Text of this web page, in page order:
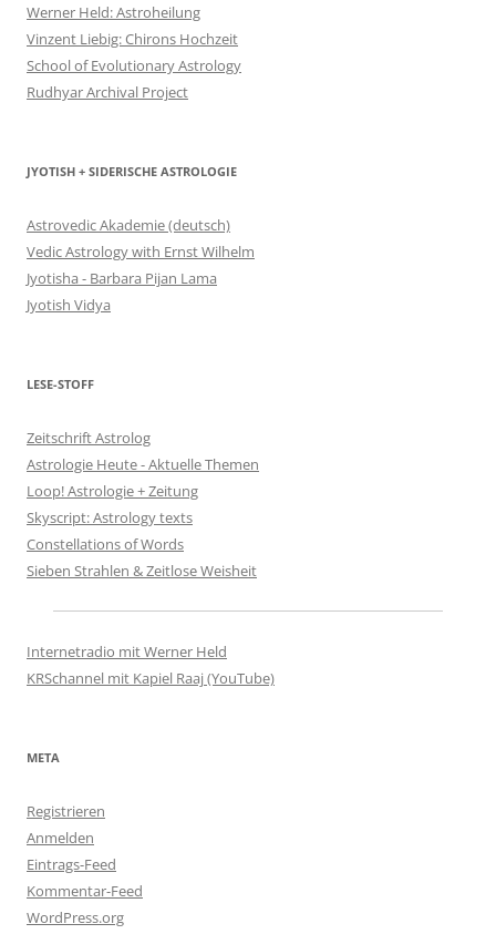
Werner Held: Astroheilung
Vinzent Liebig: Chirons Hochzeit
School of Evolutionary Astrology
Rudhyar Archival Project
JYOTISH + SIDERISCHE ASTROLOGIE
Astrovedic Akademie (deutsch)
Vedic Astrology with Ernst Wilhelm
Jyotisha - Barbara Pijan Lama
Jyotish Vidya
LESE-STOFF
Zeitschrift Astrolog
Astrologie Heute - Aktuelle Themen
Loop! Astrologie + Zeitung
Skyscript: Astrology texts
Constellations of Words
Sieben Strahlen & Zeitlose Weisheit
Internetradio mit Werner Held
KRSchannel mit Kapiel Raaj (YouTube)
META
Registrieren
Anmelden
Eintrags-Feed
Kommentar-Feed
WordPress.org